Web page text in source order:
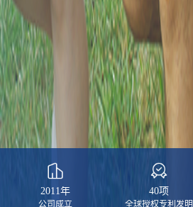
2011年
公司成立
40项
全球授权专利发明